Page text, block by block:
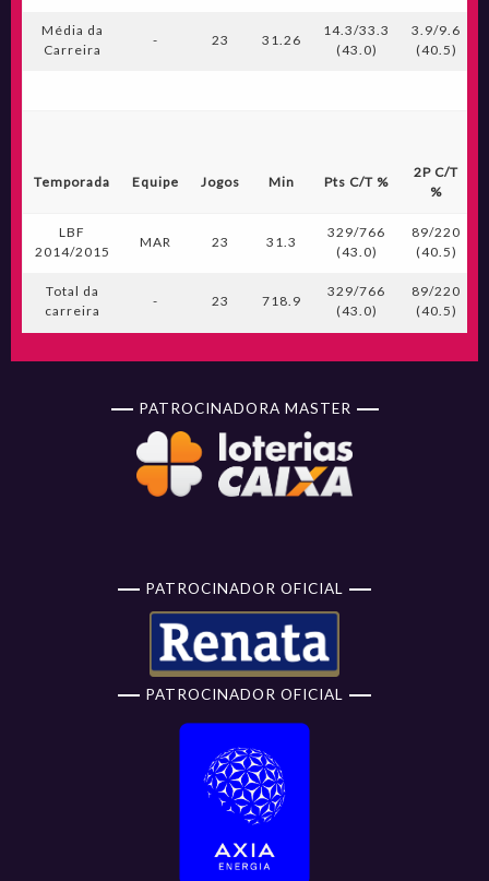
Média da
Carreira
- 23 31.26
14.3/33.3
(43.0)
3.9/9.6
(40.5)
Temporada Equipe Jogos Min Pts C/T %
2P C/T
%
LBF
2014/2015
MAR 23 31.3
329/766
(43.0)
89/220
(40.5)
Total da
carreira
- 23 718.9
329/766
(43.0)
89/220
(40.5)
PATROCINADORA MASTER
PATROCINADOR OFICIAL
PATROCINADOR OFICIAL